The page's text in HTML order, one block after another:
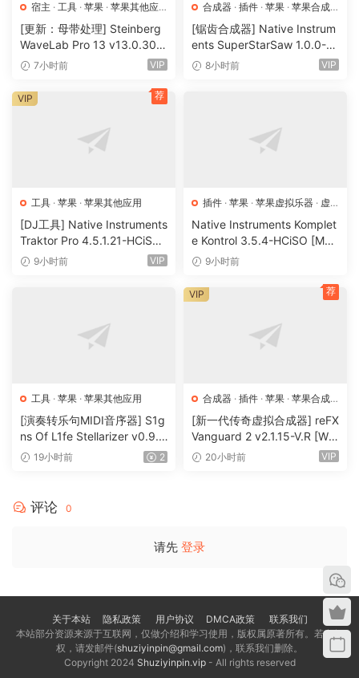
RapidComposer is a unique, non-destructive, phrase-
based music prototyping software designed for
composers, songwriters and musicians of all musical
styles
RapidComposer Features
Advanced tools for phrase editing, phrase generation,
Master track with chords (note names or universal
notation) which all phrases automatically conform to
Chord suggestions, chord progression generation with
optional borrowed chords, chord progression rules
editing, chord voicing editing and assigning to tracks and
Easy chord entry from Chord Selector, Circle Of Fifths
chart, MIDI keyboard, or computer keyboard. Chord
Included rhythm generators: Schillinger’s Interference,
Polyrhythm, Subdivision, Generic Rhythm, Probabilistic
Rhythm, Euclidean Rhythm, Smooth Rhythm, Bass Rhythm,
Simple Intervals, Toggle Intervals
Chord Generator, Dyads Run, Generator, Fingerpicking
Run Generator, Strings Staccato Generator, Piano Chord
Included variations: Add Chord Notes, Add Interval, Adjust
Note Lengths, Apply Rhythm, Audio Gain, Delay Notes,
Double Note, Double Phrase, Expression, Extract Rhythm,
宿主 · 工具 · 苹果 · 苹果其他应
用· 苹果宿主
[更新：母带处理] Steinberg
WaveLab Pro 13 v13.0.30
+安装方法 [WiN, MacOSX]
7小时前 VIP
合成器 · 插件 · 苹果 · 苹果合成
器
[锯齿合成器] Native Instrum
ents SuperStarSaw 1.0.0-H
CiSO [MacOSX]（182.43M
8小时前 VIP
工具 · 苹果 · 苹果其他应用
[DJ工具] Native Instruments
Traktor Pro 4.5.1.21-HCiSO
[MacOSX]（402.83MB）
9小时前 VIP
VIP 荐
插件 · 苹果 · 苹果虚拟乐器 · 虚
拟乐器
Native Instruments Komplet
e Kontrol 3.5.4-HCiSO [Mac
OSX]（ 823.17MB）
9小时前
工具 · 苹果 · 苹果其他应用
[演奏转乐句MIDI音序器] S1g
ns Of L1fe Stellarizer v0.9.1
BETA-ARCADiA [WiN, MacO
19小时前 2
合成器 · 插件 · 苹果 · 苹果合成
器
[新一代传奇虚拟合成器] reFX
Vanguard 2 v2.1.15-V.R [Wi
N, MacOSX]（184MB+240
20小时前 VIP
VIP 荐
评论 0
请先 登录
关于本站 隐私政策 用户协议 DMCA政策
联系我们
本站部分资源来源于互联网，仅做介绍和学习使用，版权属原著所有。若有侵
权，请发邮件(shuziyinpin@gmail.com)，联系我们删除。
Copyright 2024 Shuziyinpin.vip- All rights reserved